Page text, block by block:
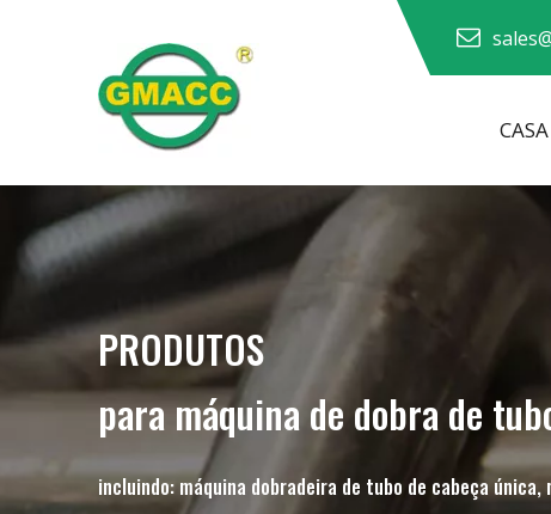
CASA
PRODUTOS
para máquina de dobra de
incluindo: máquina dobradeira de tubo de cabeça